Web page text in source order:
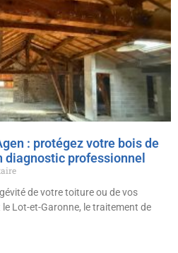
: protégez votre bois de
diagnostic professionnel
de votre toiture ou de vos
Lot-et-Garonne, le traitement de